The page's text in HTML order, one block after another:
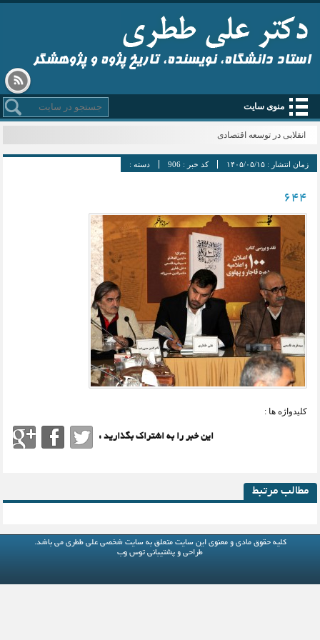
استاد دانشگاه، نویسنده، تاریخ پژوه و پژوهشگر
منوی سایت
انقلابی در توسعه اقتصادی
زمان انتشار :۱۴۰۵/۰۵/۱۵ کد خبر :906 دسته :
644
کلیدواژه ها :
این خبر را به اشتراک بگذارید :
مطالب مرتبط
کلیه حقوق مادی و معنوی این سایت متعلق بهسایت شخصی علی ططری می باشد.
طراحی و پشتیبانی توس وب